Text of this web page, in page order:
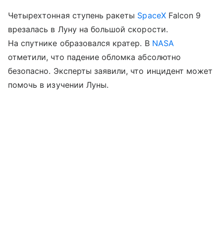
Четырехтонная ступень ракеты SpaceXFalcon 9
врезалась в Луну на большой скорости.
На спутнике образовался кратер. В NASA
отметили, что падение обломка абсолютно
безопасно. Эксперты заявили, что инцидент может
помочь в изучении Луны.